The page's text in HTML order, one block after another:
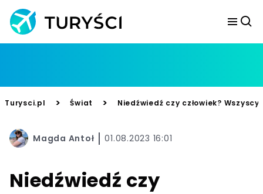
Turysci.pl > Świat > Niedźwiedź czy człowiek?
Magda Antoł 01.08.2023 16:01
Niedźwiedź czy